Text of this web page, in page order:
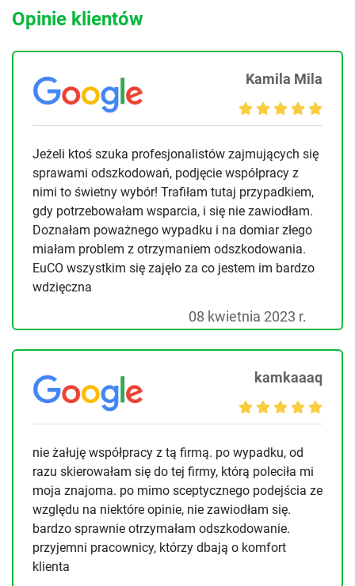
Opinie klientów
Kamila Mila
Jeżeli ktoś szuka profesjonalistów zajmujących się
sprawami odszkodowań, podjęcie współpracy z
nimi to świetny wybór! Trafiłam tutaj przypadkiem,
gdy potrzebowałam wsparcia, i się nie zawiodłam.
Doznałam poważnego wypadku i na domiar złego
miałam problem z otrzymaniem odszkodowania.
EuCO wszystkim się zajęło za co jestem im bardzo
wdzięczna
08 kwietnia 2023 r.
kamkaaaq
nie żałuję współpracy z tą firmą. po wypadku, od
razu skierowałam się do tej firmy, którą poleciła mi
moja znajoma. po mimo sceptycznego podejścia ze
względu na niektóre opinie, nie zawiodłam się.
bardzo sprawnie otrzymałam odszkodowanie.
przyjemni pracownicy, którzy dbają o komfort
klienta